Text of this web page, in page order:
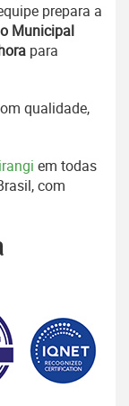
prepara a
Municipal
para
qualidade,
em todas
com